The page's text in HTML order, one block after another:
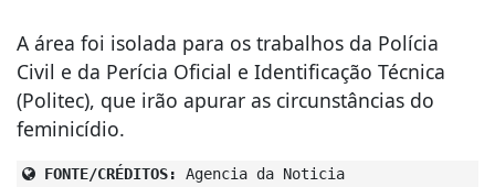
A área foi isolada para os trabalhos da Polícia
Civil e da Perícia Oficial e Identificação Técnica
(Politec), que irão apurar as circunstâncias do
feminicídio.
FONTE/CRÉDITOS: Agencia da Noticia